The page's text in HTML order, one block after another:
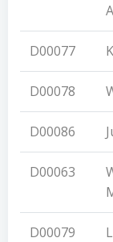
D00077
D00078
D00086
D00063
D00079